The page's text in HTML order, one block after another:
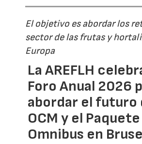
El objetivo es abordar los
sector de las frutas y
Europa
La AREFLH
Foro Anual 2026
abordar el futuro
OCM y el Paquete
Omnibus en